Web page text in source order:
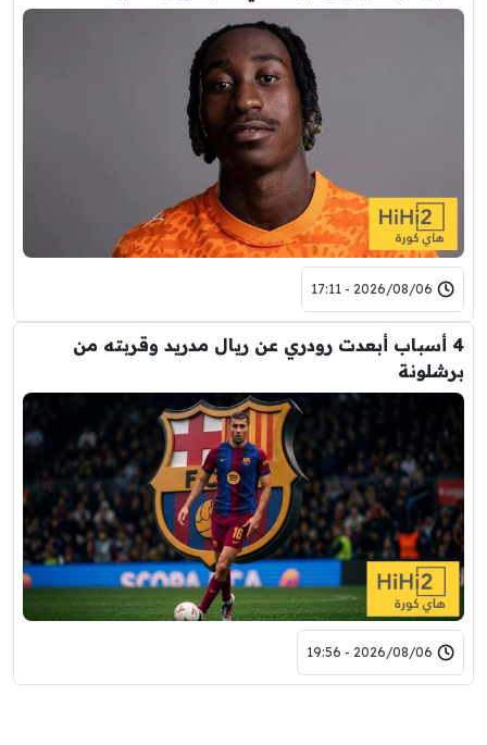
2026/08/06 - 17:11
4 أسباب أبعدت رودري عن ريال مدريد وقربته من
برشلونة
2026/08/06 - 19:56